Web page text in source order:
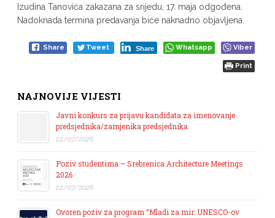
Izudina Tanovića zakazana za srijedu, 17. maja odgođena.
Nadoknada termina predavanja biće naknadno objavljena.
Share Tweet Share Whatsapp Viber
Print
NAJNOVIJE VIJESTI
Javni konkurs za prijavu kandidata za imenovanje
predsjednika/zamjenika predsjednika
22/07/2026
Poziv studentima – Srebrenica Architecture Meetings
2026
22/07/2026
Ovoren poziv za program “Mladi za mir: UNESCO-ov